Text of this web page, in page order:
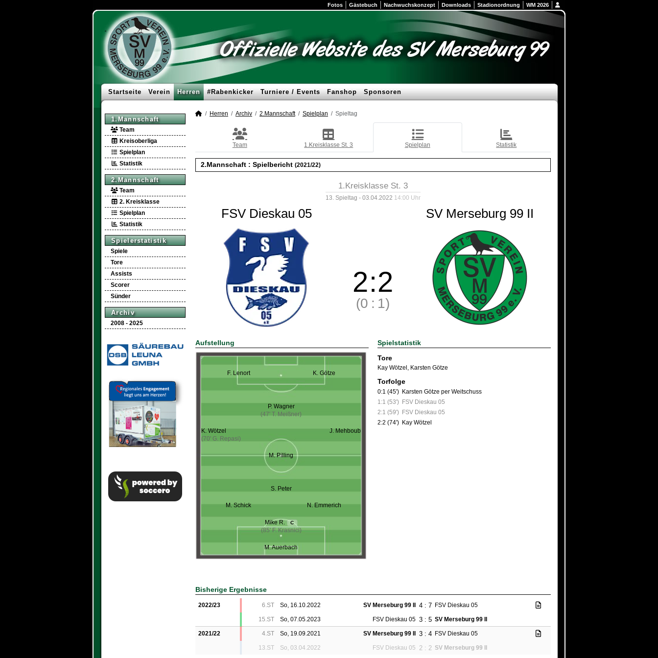
Fotos Gästebuch Nachwuchskonzept Downloads Stadionordnung WM 2026
Startseite Verein Herren #Rabenkicker Turniere / Events Fanshop Sponsoren
1.Mannschaft
Team
Kreisoberliga
Spielplan
Statistik
2.Mannschaft
Team
2. Kreisklasse
Spielplan
Statistik
Spielerstatistik
Spiele
Tore
Assists
Scorer
Sünder
Archiv
2008 - 2025
Herren Archiv 2.Mannschaft Spielplan Spieltag
Team 1.Kreisklasse St. 3 Spielplan Statistik
2.Mannschaft : Spielbericht (2021/22)
1.Kreisklasse St. 3
13. Spieltag - 03.04.2022 14:00 Uhr
FSV Dieskau 05 SV Merseburg 99 II
2:2
(0 : 1)
Aufstellung
F. Lenort K. Götze
P. Wagner
(47' T. Meißner)
K. Wötzel
(70' G. Repasi)
J. Mehboub
M. Pilling
S. Peter
M. Schick N. Emmerich
Mike R. C
(85' F. Krasnici)
M. Auerbach
Spielstatistik
Tore
Kay Wötzel Karsten Götze
Torfolge
0:1 (45') Karsten Götze per Weitschuss
1:1 (53') FSV Dieskau 05
2:1 (59') FSV Dieskau 05
2:2 (74') Kay Wötzel
Bisherige Ergebnisse
2022/23 6.ST So, 16.10.2022 SV Merseburg 99 II 4 : 7 FSV Dieskau 05
15.ST So, 07.05.2023 FSV Dieskau 05 3 : 5 SV Merseburg 99 II
2021/22 4.ST So, 19.09.2021 SV Merseburg 99 II 3 : 4 FSV Dieskau 05
13.ST So, 03.04.2022 FSV Dieskau 05 2 : 2 SV Merseburg 99 II